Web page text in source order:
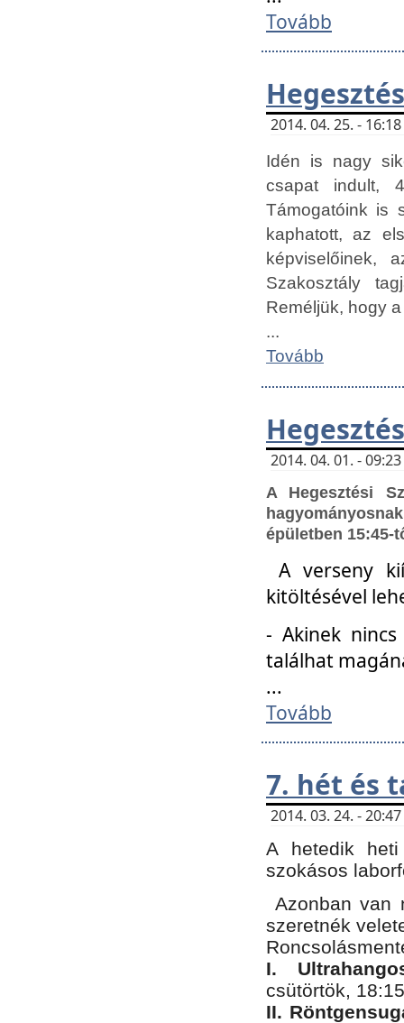
Tovább
2014. 04. 25. -
Idén is nagy
csapat indult,
Támogatóink is
kaphatott, az
képviselőinek,
Szakosztály
Reméljük, hogy
...
Tovább
2014. 04. 01. -
A Hegesztési
épületben 15:45-
A verseny
kitöltésével
- Akinek
találhat
...
Tovább
7. hét és
2014. 03. 24. -
A hetedik
szokásos
Azonban van
szeretnék
I.
csütörtök,
II.